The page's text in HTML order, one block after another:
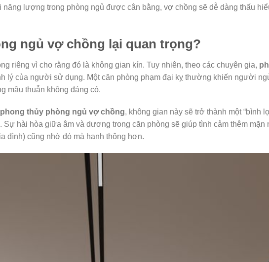
lượng trong phòng ngủ được cân bằng, vợ chồng sẽ dễ dàng thấu
ngủ vợ chồng lại quan trọng?
riêng vì cho rằng đó là không gian kín. Tuy nhiên, theo các chuyên gia,
lý của người sử dụng. Một căn phòng phạm đại kỵ thường khiến người
mâu thuẫn không đáng có.
phong thủy phòng ngủ vợ chồng, không gian này sẽ trở thành một “bình
hài hòa giữa âm và dương trong căn phòng sẽ giúp tình cảm thêm mặn
đình) cũng nhờ đó mà hanh thông hơn.